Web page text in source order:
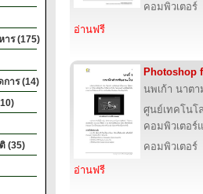
าร (175)
การ (14)
(35)
คอมพิวเตอร์
อ่านฟรี
Photoshop
นพเก้า นาต
ศูนย์เทคโนโ
คอมพิวเตอร์
คอมพิวเตอร์
อ่านฟรี